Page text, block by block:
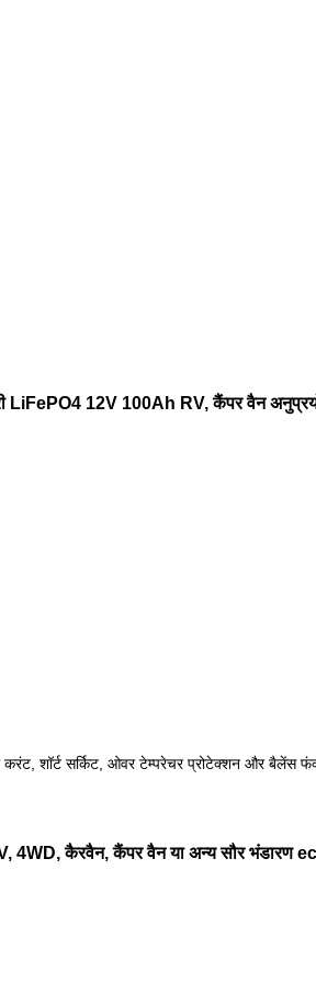
LiFePO4 12V 100Ah RV, कैंपर वैन
करंट, शॉर्ट सर्किट, ओवर टेम्परेचर प्रोटेक्शन और बैलेंस
4WD, कैरवैन, कैंपर वैन या अन्य सौर भंडारण